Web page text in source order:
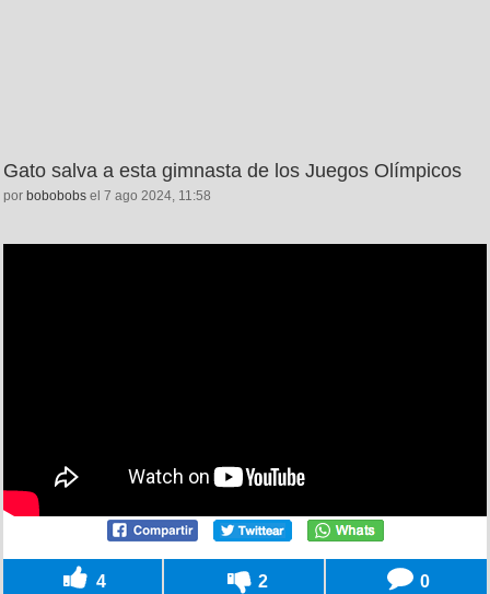
Gato salva a esta gimnasta de los Juegos Olímpicos
por bobobobs el 7 ago 2024, 11:58
4 2 0